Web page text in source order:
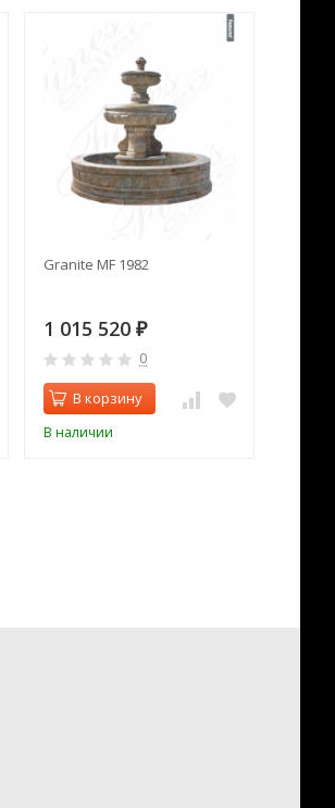
Granite MF 1982
1 015 520 ₽
0
В корзину
В наличии